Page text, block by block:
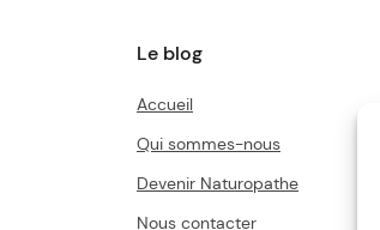
Le blog
Accueil
Qui sommes-nous
Devenir Naturopathe
Nous contacter